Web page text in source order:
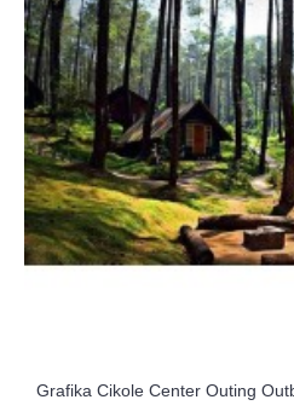
Grafika Cikole Center Outing